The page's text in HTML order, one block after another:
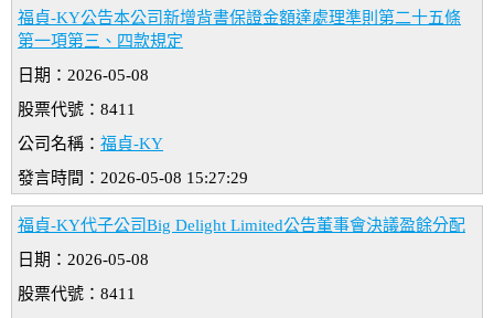
福貞-KY公告本公司新增背書保證金額達處理準則第二十五條
第一項第三、四款規定
日期：2026-05-08
股票代號：8411
公司名稱： 福貞-KY
發言時間：2026-05-08 15:27:29
福貞-KY代子公司Big Delight Limited公告董事會決議盈餘分配
日期：2026-05-08
股票代號：8411